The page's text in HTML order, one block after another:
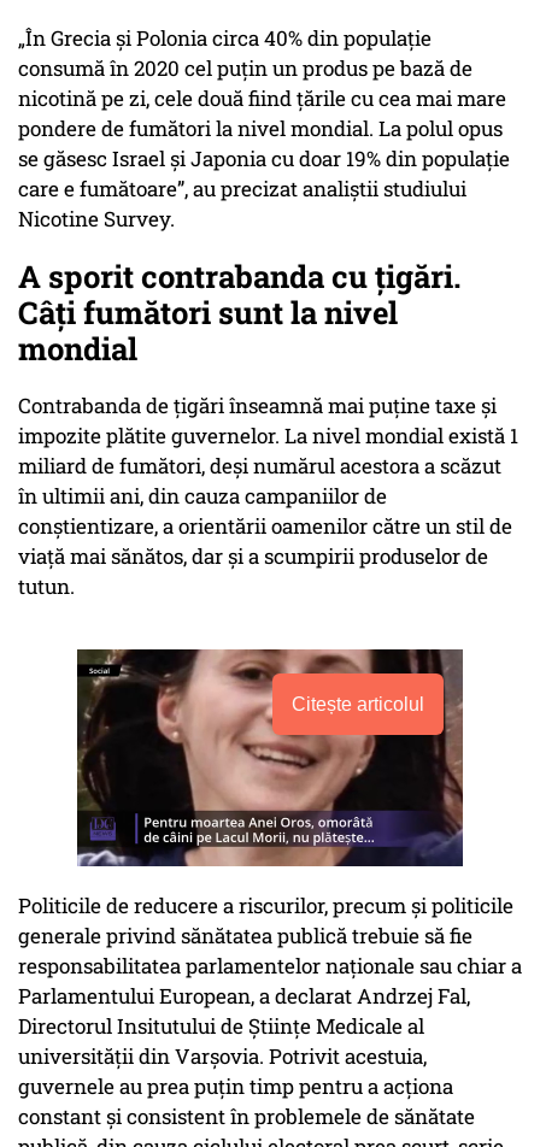
„În Grecia şi Polonia circa 40% din populaţie
consumă în 2020 cel puţin un produs pe bază de
nicotină pe zi, cele două fiind ţările cu cea mai mare
pondere de fumători la nivel mondial. La polul opus
se găsesc Israel şi Japonia cu doar 19% din populaţie
care e fumătoare”, au precizat analiştii studiului
Nicotine Survey.
A sporit contrabanda cu țigări.
Câți fumători sunt la nivel
mondial
Contrabanda de țigări înseamnă mai puține taxe și
impozite plătite guvernelor. La nivel mondial există 1
miliard de fumători, deși numărul acestora a scăzut
în ultimii ani, din cauza campaniilor de
conștientizare, a orientării oamenilor către un stil de
viață mai sănătos, dar și a scumpirii produselor de
tutun.
Citește articolul
Politicile de reducere a riscurilor, precum şi politicile
generale privind sănătatea publică trebuie să fie
responsabilitatea parlamentelor naţionale sau chiar a
Parlamentului European, a declarat Andrzej Fal,
Directorul Insitutului de Ştiinţe Medicale al
universităţii din Varşovia. Potrivit aces­tuia,
guvernele au prea puţin timp pentru a acţiona
constant şi consistent în problemele de sănătate